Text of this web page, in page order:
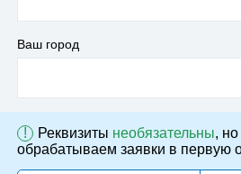
Ваш город
! Реквизиты необязательны,
обрабатываем заявки в первую